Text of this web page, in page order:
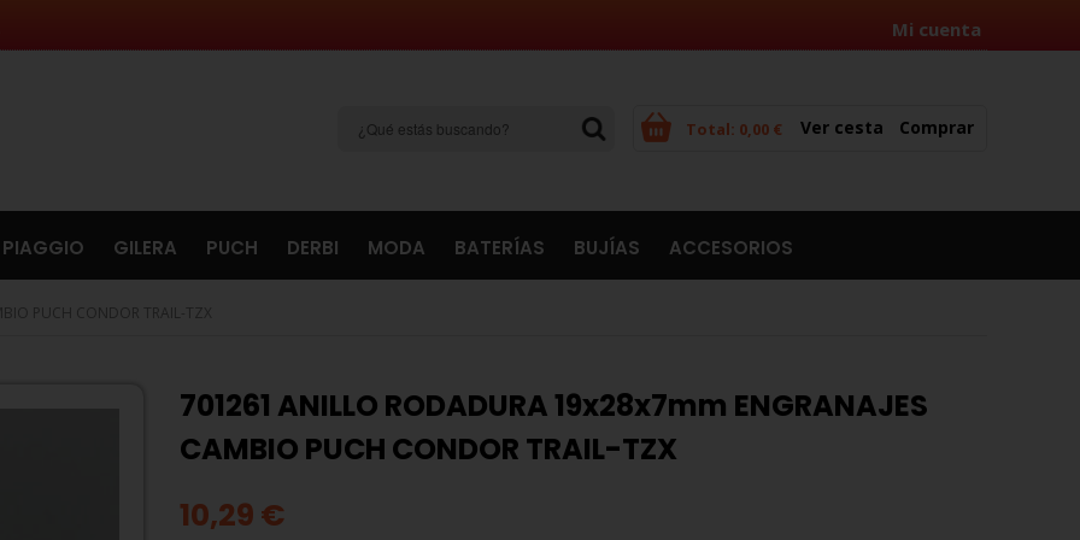
Mi cuenta
Total: 0,00 € Ver cesta Comprar
PIAGGIO GILERA PUCH DERBI MODA BATERÍAS BUJÍAS ACCESORIOS
PUCH CONDOR TRAIL-TZX
701261 ANILLO RODADURA 19x28x7mm ENGRANAJES
CAMBIO PUCH CONDOR TRAIL-TZX
10,29 €